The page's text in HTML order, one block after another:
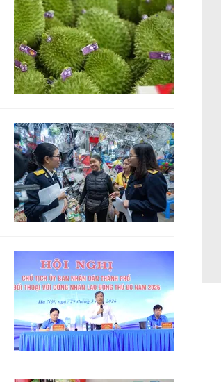
Infographic
Góc ảnh
Công nghệ
Hitech Công nghệ tương lai
Sản phẩm
Thị trường
Tư vấn